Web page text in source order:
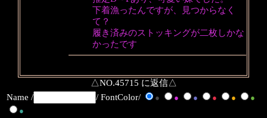
下着漁ったんですが、見つからなく
て？
履き済みのストッキングが二枚しかな
かったです
△NO.45715 に返信△
Name /
/ FontColor/ ● ● ● ● ●
●
●